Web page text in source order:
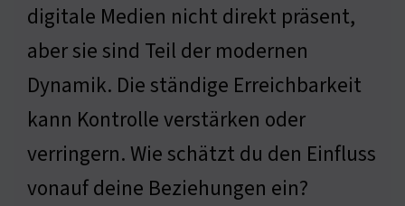
digitale Medien nicht direkt präsent,
aber sie sind Teil der modernen
Dynamik. Die ständige Erreichbarkeit
kann Kontrolle verstärken oder
verringern. Wie schätzt du den Einfluss
vonauf deine Beziehungen ein?